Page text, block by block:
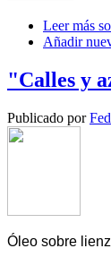
Leer más
Añadir
"Calles y
Publicado por
Óleo sobre